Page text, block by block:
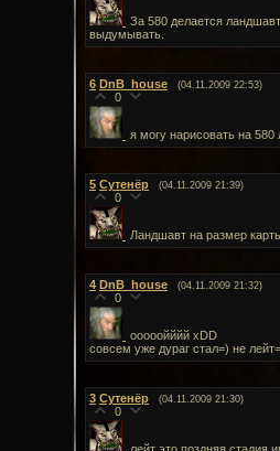
За 580 делается
выдумывать.
6 DnB_house (04.11.2009 22:53)
0
я могу нарисовать на
5 Сутенёр (04.11.2009 21:39)
0
Ландшавт на размер
4 DnB_house (04.11.2009 21:32)
0
ооооойййй xDD
совсем уже дураг стал=) не
3 Сутенёр (04.11.2009 21:30)
0